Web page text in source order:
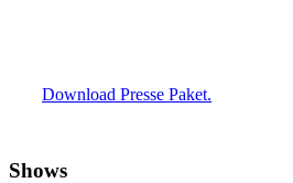
Download Presse Paket.
Shows